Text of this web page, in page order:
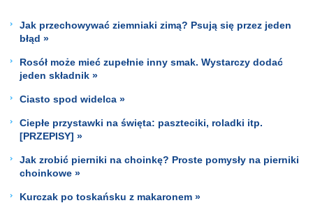
Jak przechowywać ziemniaki zimą? Psują się przez jeden
błąd »
Rosół może mieć zupełnie inny smak. Wystarczy dodać
jeden składnik »
Ciasto spod widelca »
Ciepłe przystawki na święta: paszteciki, roladki itp.
[PRZEPISY] »
Jak zrobić pierniki na choinkę? Proste pomysły na pierniki
choinkowe »
Kurczak po toskańsku z makaronem »